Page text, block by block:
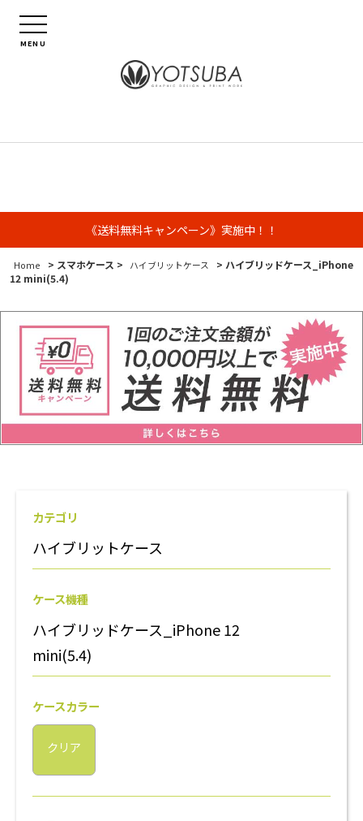
MENU
《送料無料キャンペーン》実施中！！
Home > スマホケース > ハイブリットケース
> ハイブリッドケース_iPhone
12 mini(5.4)
カテゴリ
ハイブリットケース
ケース機種
ハイブリッドケース_iPhone 12
mini(5.4)
ケースカラー
クリア